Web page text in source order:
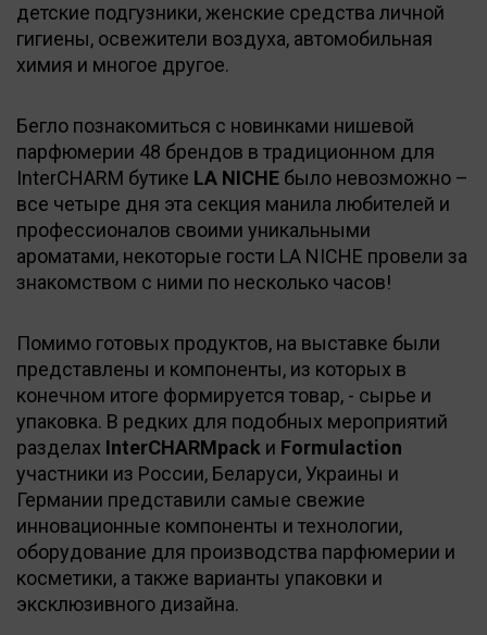
детские подгузники, женские средства личной
гигиены, освежители воздуха, автомобильная
химия и многое другое.
Бегло познакомиться с новинками нишевой
парфюмерии 48 брендов в традиционном для
InterCHARM бутике LA NICHE было невозможно –
все четыре дня эта секция манила любителей и
профессионалов своими уникальными
ароматами, некоторые гости LA NICHE провели за
знакомством с ними по несколько часов!
Помимо готовых продуктов, на выставке были
представлены и компоненты, из которых в
конечном итоге формируется товар, - сырье и
упаковка. В редких для подобных мероприятий
разделах InterCHARMpack и Formulaction
участники из России, Беларуси, Украины и
Германии представили самые свежие
инновационные компоненты и технологии,
оборудование для производства парфюмерии и
косметики, а также варианты упаковки и
эксклюзивного дизайна.